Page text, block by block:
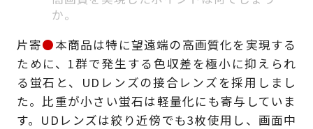
か。
片寄●本商品は特に望遠端の高画質化を実現する
ために、1群で発生する色収差を極小に抑えられ
る蛍石と、UDレンズの接合レンズを採用しまし
た。比重が小さい蛍石は軽量化にも寄与していま
す。UDレンズは絞り近傍でも3枚使用し、画面中